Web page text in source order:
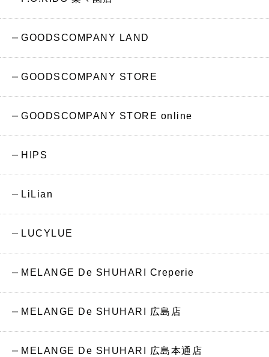
GOODSCOMPANY LAND
GOODSCOMPANY STORE
GOODSCOMPANY STORE online
HIPS
LiLian
LUCYLUE
MELANGE De SHUHARI Creperie
MELANGE De SHUHARI 広島店
MELANGE De SHUHARI 広島本通店